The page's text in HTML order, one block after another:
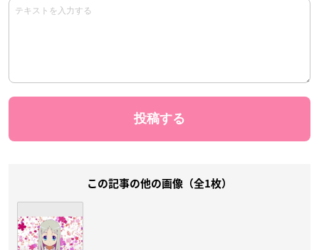
この記事の他の画像（全1枚）